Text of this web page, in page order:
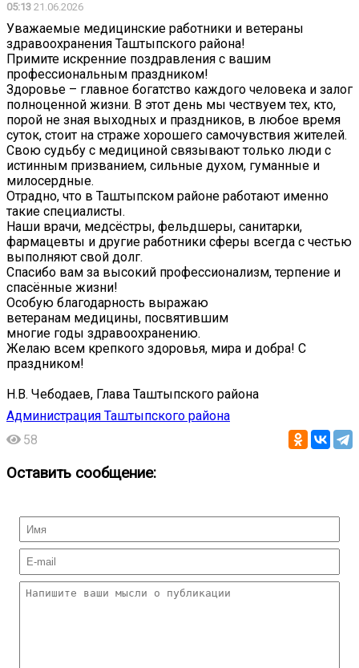
05:13 21.06.2026
Уважаемые медицинские работники и ветераны
здравоохранения Таштыпского района!
Примите искренние поздравления с вашим
профессиональным праздником!
Здоровье – главное богатство каждого человека и залог
полноценной жизни. В этот день мы чествуем тех, кто,
порой не зная выходных и праздников, в любое время
суток, стоит на страже хорошего самочувствия жителей.
Свою судьбу с медициной связывают только люди с
истинным призванием, сильные духом, гуманные и
милосердные.
Отрадно, что в Таштыпском районе работают именно
такие специалисты.
Наши врачи, медсёстры, фельдшеры, санитарки,
фармацевты и другие работники сферы всегда с честью
выполняют свой долг.
Спасибо вам за высокий профессионализм, терпение и
спасённые жизни!
Особую благодарность выражаю
ветеранам медицины, посвятившим
многие годы здравоохранению.
Желаю всем крепкого здоровья, мира и добра! С
праздником!
Н.В. Чебодаев, Глава Таштыпского района
Администрация Таштыпского района
58
Оставить сообщение: